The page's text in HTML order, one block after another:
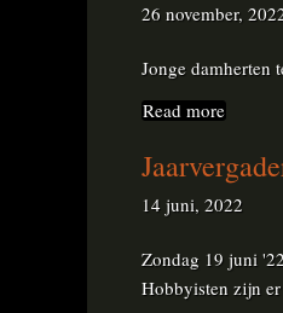
26 november,
Jonge damherten
Read more
14 juni, 2022
Zondag 19 juni
Hobbyisten zijn er